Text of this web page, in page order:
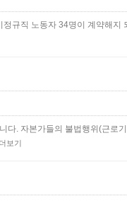
규직 노동자 34명이 계약해지
다. 자본가들의 불법행위(근로
더보기